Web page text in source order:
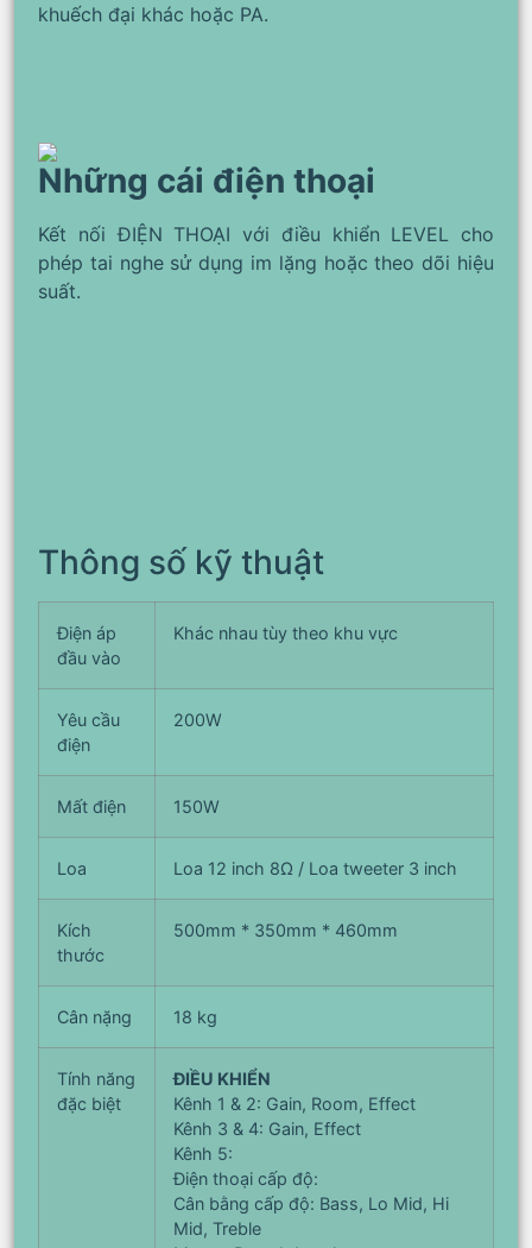
khuếch đại khác hoặc PA.
Những cái điện thoại
Kết nối ĐIỆN THOẠI với điều khiển LEVEL cho
phép tai nghe sử dụng im lặng hoặc theo dõi hiệu
suất.
Thông số kỹ thuật
Điện áp
đầu vào
Khác nhau tùy theo khu vực
Yêu cầu
điện
200W
Mất điện 150W
Loa Loa 12 inch 8Ω / Loa tweeter 3 inch
Kích
thước
500mm * 350mm * 460mm
Cân nặng 18 kg
Tính năng
đặc biệt
ĐIỀU KHIỂN
Kênh 1 & 2: Gain, Room, Effect
Kênh 3 & 4: Gain, Effect
Kênh 5:
Điện thoại cấp độ:
Cân bằng cấp độ: Bass, Lo Mid, Hi
Mid, Treble